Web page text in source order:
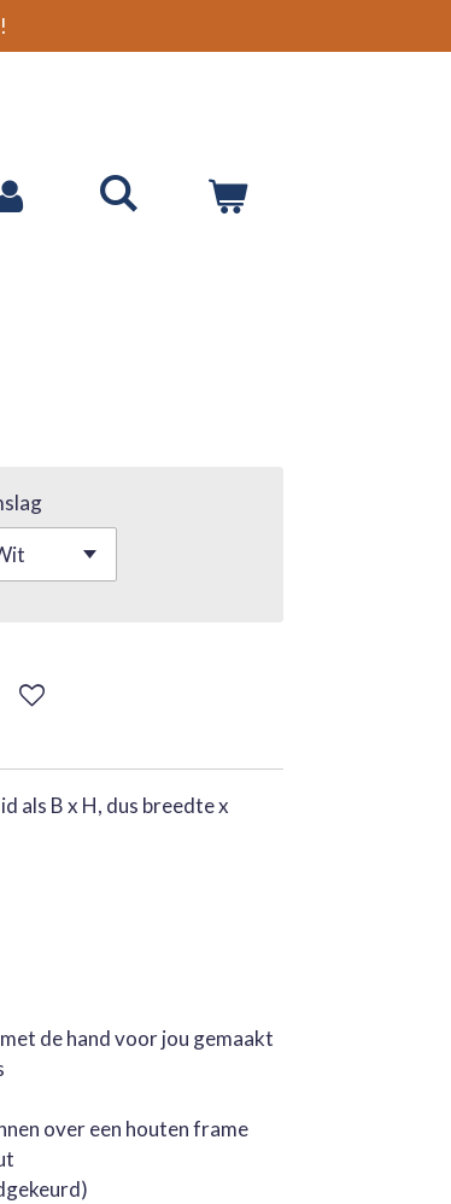
als B x H, dus breedte x
de hand voor jou gemaakt
over een houten frame